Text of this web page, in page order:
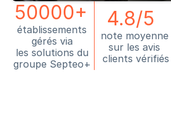
50000+
établissements
gérés via
les solutions du
groupe Septeo+
4.8/5
note moyenne
sur les avis
clients vérifiés